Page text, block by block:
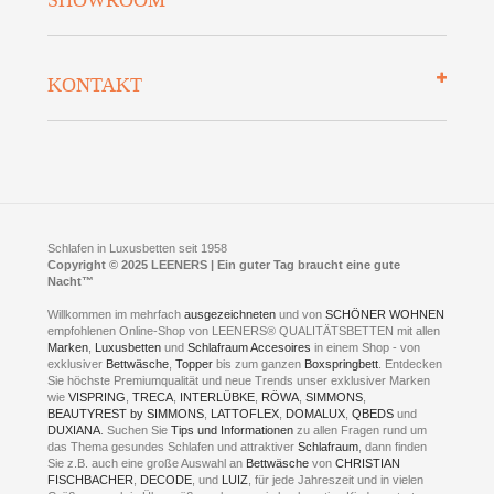
Datenschutz
Preisgarantie
Presse
Jobs
Fotoalbum
Kontakt
KONTAKT
Neuer Showroom für unsere Onlineartikel.
Kontakt via:WhatsApp
Kontakt via:eMail
mögliche Zeiten für eine Showroom Terminreservierung
MO und DI geschlossen
MI - FR 11 bis 17 Uhr
SA 11 bis 15 Uhr
Schlafen in Luxusbetten seit 1958
Copyright © 2025 LEENERS | Ein guter Tag braucht eine gute
Nacht™
Willkommen im mehrfachausgezeichnetenund vonSCHÖNER WOHNEN
empfohlenen Online-Shop von LEENERS® QUALITÄTSBETTEN mit allen
Marken Luxusbetten undSchlafraum Accesoires in einem Shop - von
exklusiver Bettwäsche ,Topper bis zum ganzen Boxspringbett . Entdecken
Sie höchste Premiumqualität und neue Trends unser exklusiver Marken
wieVISPRING ,TRECA INTERLÜBKE RÖWA ,SIMMONS
BEAUTYREST by SIMMONS LATTOFLEX DOMALUX ,QBEDS und
DUXIANA . Suchen SieTips und Informationen zu allen Fragen rund um
das Thema gesundes Schlafen und attraktiverSchlafraum , dann finden
Sie z.B. auch eine große Auswahl an Bettwäsche vonCHRISTIAN
FISCHBACHER
DECODE , und LUIZ , für jede Jahreszeit und in vielen